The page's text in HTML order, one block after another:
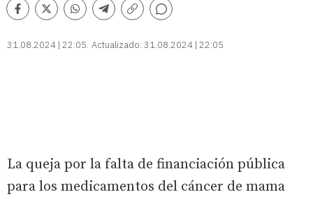
Facebook
TwitterWhatsappTelegram
Copiar
Comentarios
31.08.2024 | 22:05 Actualizado: 31.08.2024 | 22:05
La queja por la falta de financiación pública
para los medicamentos del cáncer de mama